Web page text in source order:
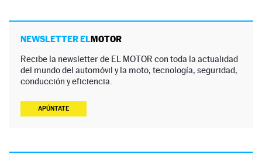
NEWSLETTER ELMOTOR
Recibe la newsletter de EL MOTOR con toda la actualidad
del mundo del automóvil y la moto, tecnología, seguridad,
conducción y eficiencia.
APÚNTATE